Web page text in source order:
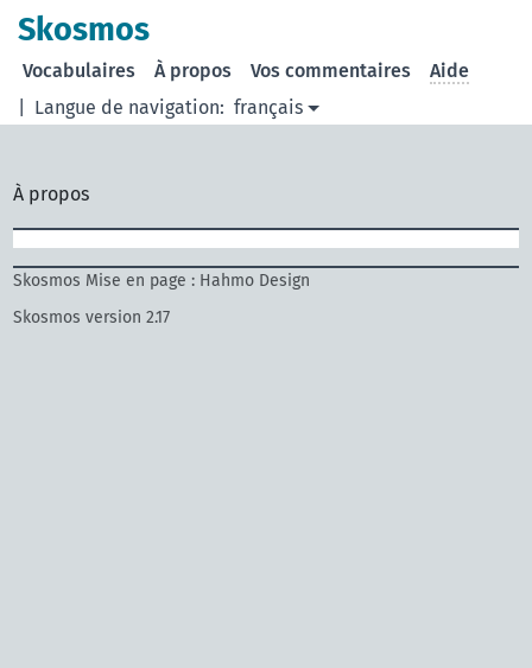
Skosmos
Langue de navigation: français
Vocabulaires À propos Vos commentaires Aide
À propos
Skosmos Mise en page : Hahmo Design
Skosmos version 2.17